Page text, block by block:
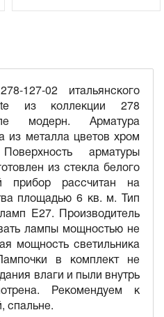
127-02 итальянского
из коллекции 278
модерн. Арматура
из металла цветов хром
арматуры
из стекла белого
прибор рассчитан на
площадью 6 кв. м. Тип
E27. Производитель
лампы мощностью не
мощность светильника
в комплект не
влаги и пыли внутрь
Рекомендуем к
спальне.